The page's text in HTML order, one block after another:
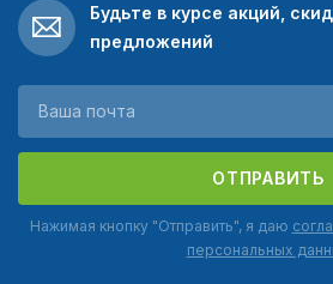
Будьте в курсе акций,
предложений
ОТПРАВИТЬ
Нажимая кнопку "Отправить", я даю
персональных